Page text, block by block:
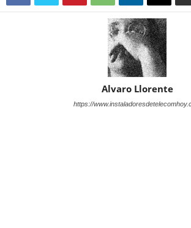
Alvaro Llorente
https://